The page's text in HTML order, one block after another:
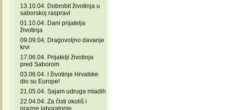
13.10.04. Dobrobit životinja u
saborskoj raspravi
01.10.04. Dani prijatelja
životinja
09.09.04. Dragovoljno davanje
krvi
17.06.04. Prijatelji životinja
pred Saborom
03.06.04. I životinje Hrvatske
dio su Europe!
21.05.04. Sajam udruga mladih
22.04.04. Za čisti okoliš i
prazne laboratorije